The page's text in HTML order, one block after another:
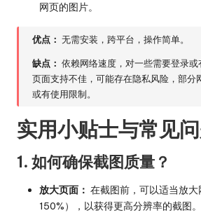
网页的图片。
优点： 无需安装，跨平台，操作简单。
缺点： 依赖网络速度，对一些需要登录
页面支持不佳，可能存在隐私风险，部分
或有使用限制。
实用小贴士与常见
1. 如何确保截图质量？
放大页面： 在截图前，可以适当放
150%），以获得更高分辨率的截图。